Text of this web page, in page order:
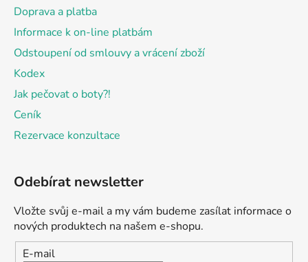
Doprava a platba
Informace k on-line platbám
Odstoupení od smlouvy a vrácení zboží
Kodex
Jak pečovat o boty?!
Ceník
Rezervace konzultace
Odebírat newsletter
Vložte svůj e-mail a my vám budeme zasílat informace o
nových produktech na našem e-shopu.
E-mail